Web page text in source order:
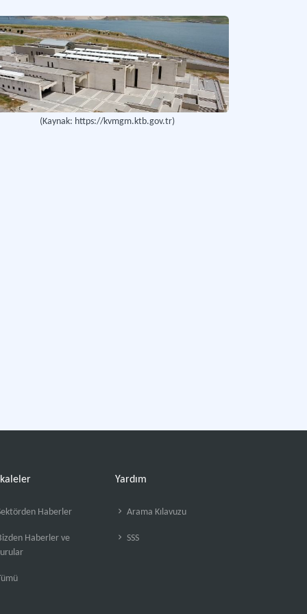
(Kaynak: https://kvmgm.ktb.gov.tr)
Haberler
Haberler ve
Yardım
Arama Kılavuzu
SSS